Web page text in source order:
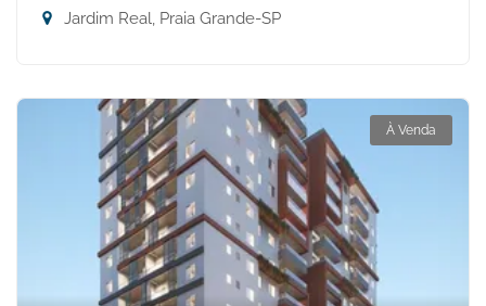
Jardim Real, Praia Grande-SP
À Venda